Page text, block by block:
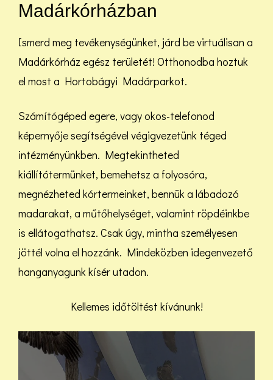
Madárkórházban
Ismerd meg tevékenységünket, járd be virtuálisan a
Madárkórház egész területét! Otthonodba hoztuk
el most a Hortobágyi Madárparkot.
Számítógéped egere, vagy okos-telefonod
képernyője segítségével végigvezetünk téged
intézményünkben. Megtekintheted
kiállítótermünket, bemehetsz a folyosóra,
megnézheted kórtermeinket, bennük a lábadozó
madarakat, a műtőhelységet, valamint röpdéinkbe
is ellátogathatsz. Csak úgy, mintha személyesen
jöttél volna el hozzánk. Mindeközben idegenvezető
hanganyagunk kísér utadon.
Kellemes időtöltést kívánunk!